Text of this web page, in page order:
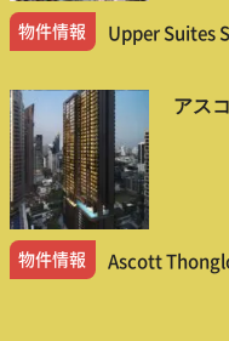
物件情報 Upper Suites
アス
物件情報 Ascott